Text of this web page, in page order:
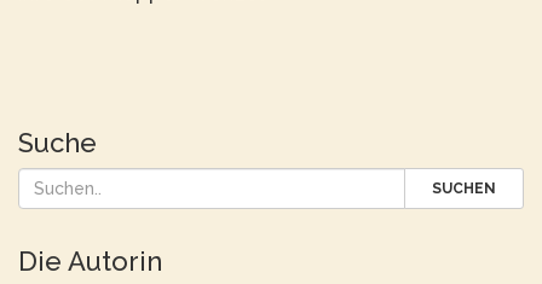
Suche
SUCHEN
Die Autorin